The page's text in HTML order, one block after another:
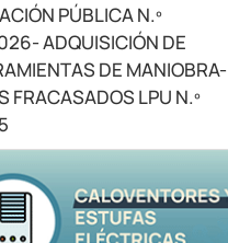
PÚBLICA N.º
ADQUISICIÓN DE
DE MANIOBRA-
FRACASADOS LPU N.º